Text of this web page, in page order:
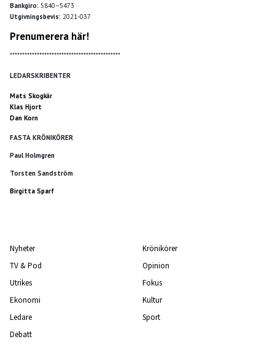
Bankgiro: 5840–5473
Utgivningsbevis: 2021-037
Prenumerera här!
*********************************************
LEDARSKRIBENTER
Mats Skogkär
Klas Hjort
Dan Korn
FASTA KRÖNIKÖRER
Paul Holmgren
Torsten Sandström
Birgitta Sparf
Nyheter
TV & Pod
Utrikes
Ekonomi
Ledare
Debatt
Krönikörer
Opinion
Fokus
Kultur
Sport